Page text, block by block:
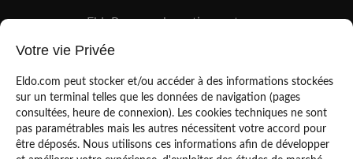
EldoPro pour les artisans et pros
EldoNetwork pour les réseaux, marques et industriels
Votre vie Privée
Eldo.com peut stocker et/ou accéder à des informations stockées
sur un terminal telles que les données de navigation (pages
consultées, heure de connexion). Les cookies techniques ne sont
pas paramétrables mais les autres nécessitent votre accord pour
être déposés. Nous utilisons ces informations afin de développer